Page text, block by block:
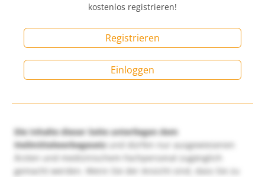
kostenlos registrieren!
Registrieren
Einloggen
Die Inhalte dieser Seite unterliegen dem
Heilmittelwerbegesetzund dürfen nur ausgewiesenen
Ärzten und medizinischem Fachpersonal zugänglich
gemacht werden. Wenn Sie der Ansicht sind, dass Sie zu